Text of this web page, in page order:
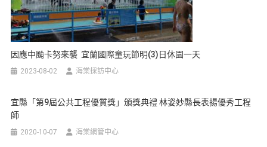
因應中颱卡努來襲 宜蘭國際童玩節明(3)日休園一天
2023-08-02 海棠採訪中心
宜縣「第9屆公共工程優質獎」頒獎典禮 林姿妙縣長表揚優秀工程
師
2020-10-07 海棠網管中心